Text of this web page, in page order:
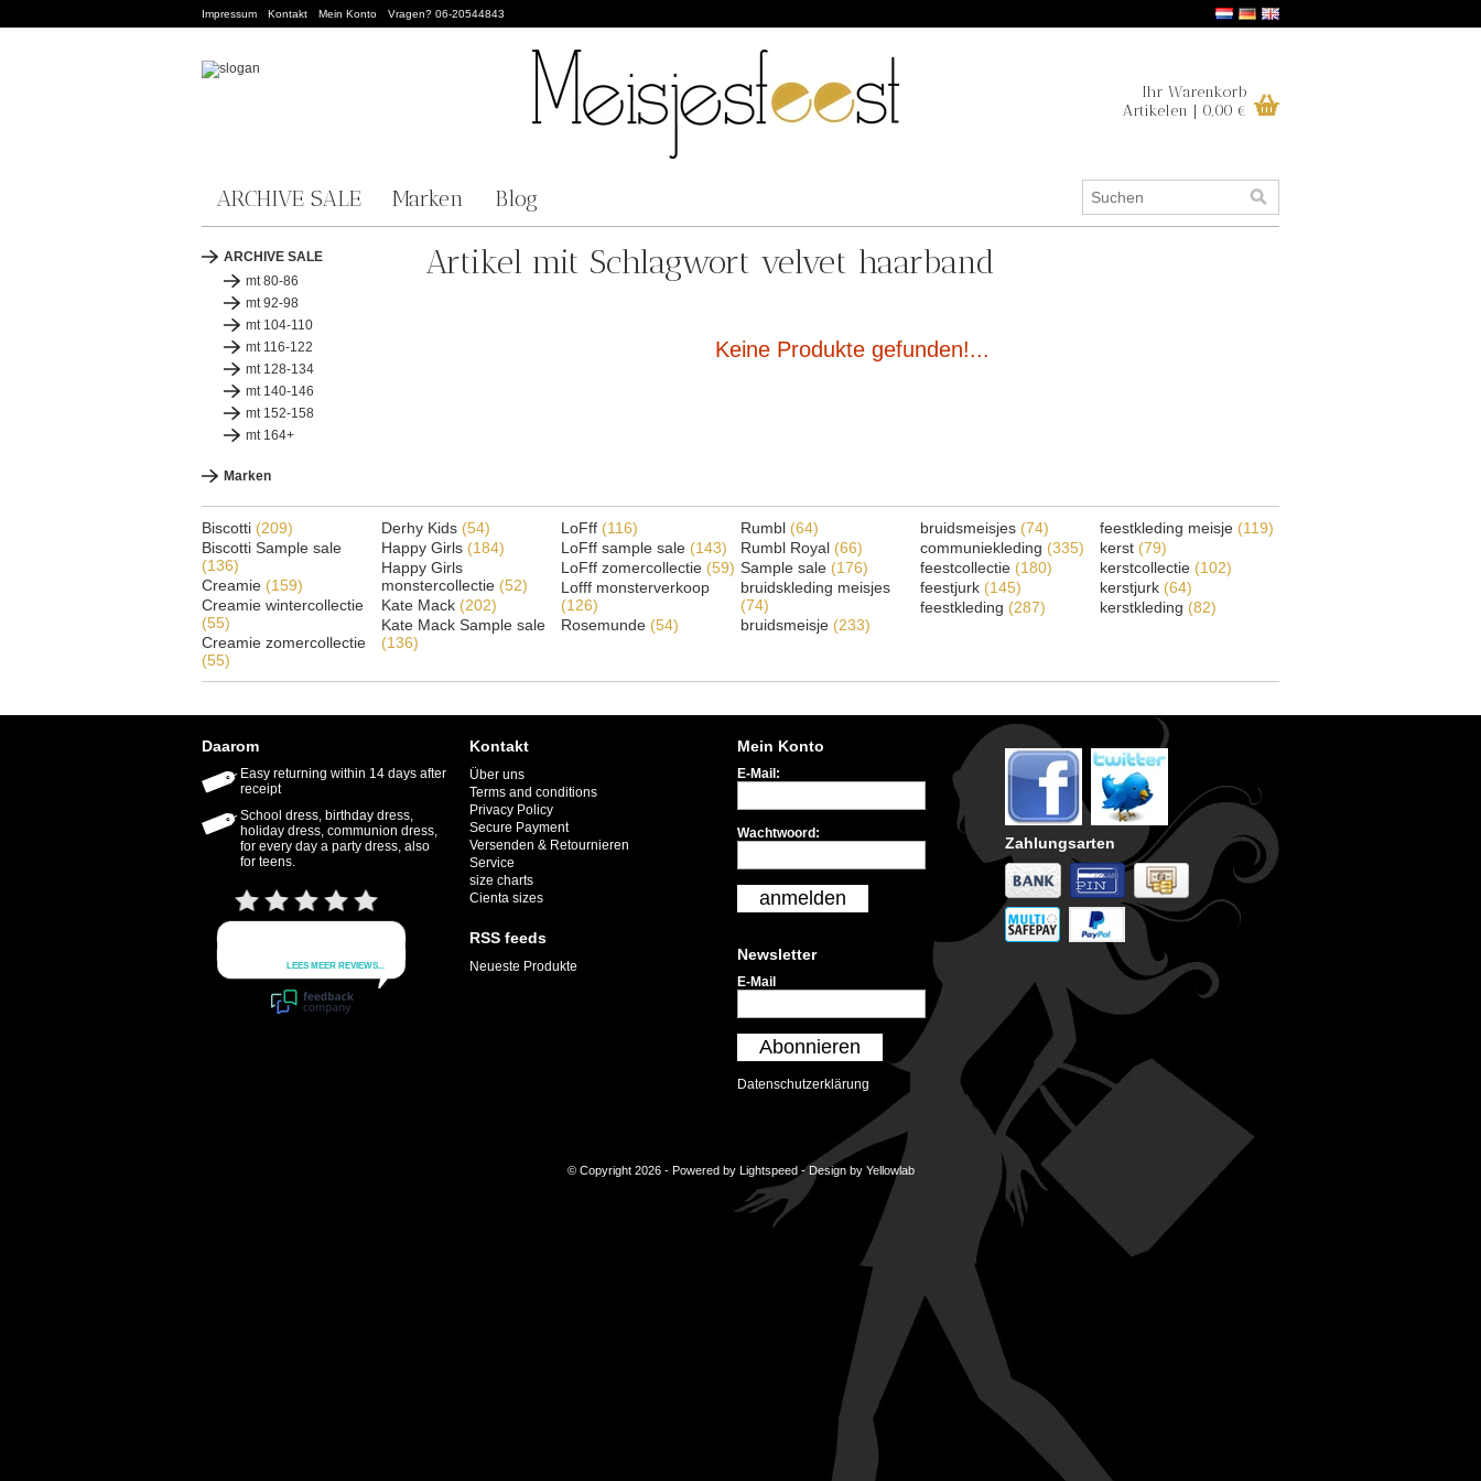
Impressum Kontakt Mein Konto Vragen? 06-20544843
Ihr Warenkorb
Artikelen | 0,00 €
ARCHIVE SALE Marken Blog
ARCHIVE SALE
mt 80-86
mt 92-98
mt 104-110
mt 116-122
mt 128-134
mt 140-146
mt 152-158
mt 164+
Marken
Artikel mit Schlagwort velvet haarband
Keine Produkte gefunden!...
Biscotti (209)
Biscotti Sample sale
(136)
Creamie (159)
Creamie wintercollectie
(55)
Creamie zomercollectie
(55)
Derhy Kids (54)
Happy Girls (184)
Happy Girls
monstercollectie (52)
Kate Mack (202)
Kate Mack Sample sale
(136)
LoFff (116)
LoFff sample sale (143)
LoFff zomercollectie (59)
Lofff monsterverkoop
(126)
Rosemunde (54)
Rumbl (64)
Rumbl Royal (66)
Sample sale (176)
bruidskleding meisjes
(74)
bruidsmeisje (233)
bruidsmeisjes (74)
communiekleding (335)
feestcollectie (180)
feestjurk (145)
feestkleding (287)
feestkleding meisje (119)
kerst (79)
kerstcollectie (102)
kerstjurk (64)
kerstkleding (82)
Daarom
Easy returning within 14 days after
receipt
School dress, birthday dress,
holiday dress, communion dress,
for every day a party dress, also
for teens.
Kontakt
Über uns
Terms and conditions
Privacy Policy
Secure Payment
Versenden & Retournieren
Service
size charts
Cienta sizes
RSS feeds
Neueste Produkte
Mein Konto
E-Mail:
Wachtwoord:
anmelden
Newsletter
E-Mail
Abonnieren
Datenschutzerklärung
Zahlungsarten
© Copyright 2026 - Powered by Lightspeed- Design by Yellowlab